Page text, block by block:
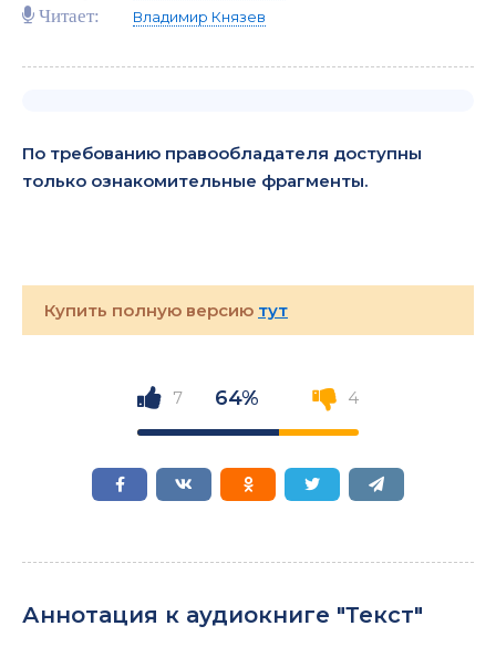
Читает: Владимир Князев
По требованию правообладателя доступны
только ознакомительные фрагменты.
Купить полную версию тут
7 64% 4
Аннотация к аудиокниге "Текст"